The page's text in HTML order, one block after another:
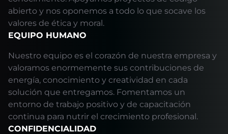
abierto y nos oponemos a todo lo que socave los
valores de ética y moral.
EQUIPO HUMANO
Nuestro equipo es el corazón de nuestra empresa y
valoramos enormemente sus contribuciones de
energía, conocimiento y creatividad en cada
solución que entregamos. Fomentamos un
entorno de trabajo positivo y de capacitación
continua para nutrir el crecimiento profesional.
CONFIDENCIALIDAD